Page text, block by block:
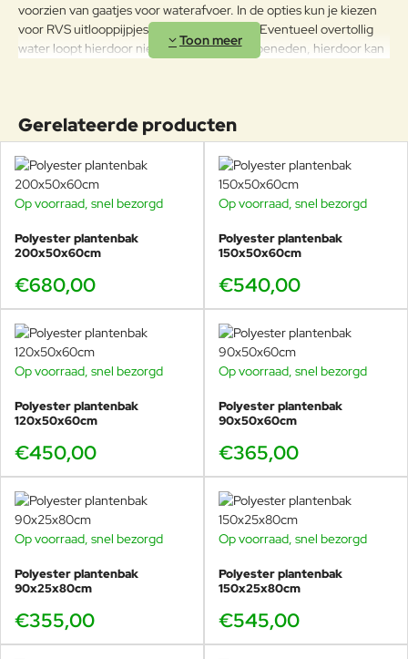
voorzien van gaatjes voor waterafvoer. In de opties kun je kiezen
voor RVS uitlooppijpjes, dit is aan te raden. Eventueel overtollig
water loopt hierdoor niet over de bak naar beneden, hierdoor kan
hierin te schuiven, waarna de bak gevuld kan worden.
LET OP! DIT PRODUCT KAN NIET GERETOURNEERD
WORDEN.
Gerelateerde producten
Op voorraad, snel bezorgd
Polyester plantenbak
200x50x60cm
€680,00
Op voorraad, snel bezorgd
Polyester plantenbak
150x50x60cm
€540,00
Op voorraad, snel bezorgd
Polyester plantenbak
120x50x60cm
€450,00
Op voorraad, snel bezorgd
Polyester plantenbak
90x50x60cm
€365,00
Op voorraad, snel bezorgd
Polyester plantenbak
90x25x80cm
€355,00
Op voorraad, snel bezorgd
Polyester plantenbak
150x25x80cm
€545,00